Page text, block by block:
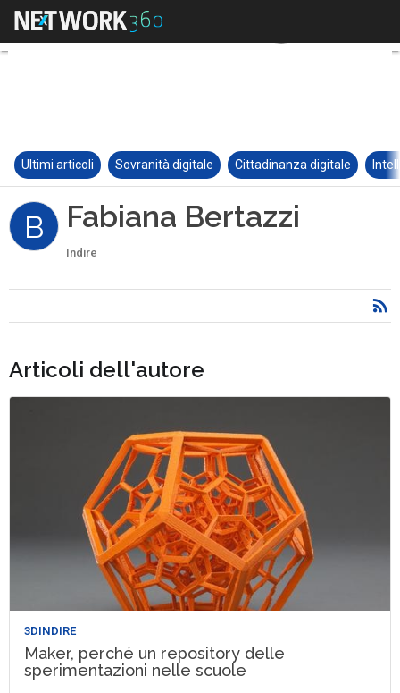
Ultimi articoli Sovranità digitale Cittadinanza digitale
B Fabiana Bertazzi
Indire
Articoli dell'autore
3DINDIRE
Maker, perché un repository delle
sperimentazioni nelle scuole